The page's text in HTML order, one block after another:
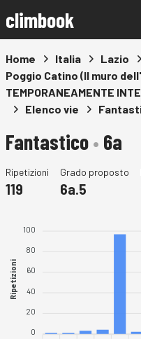
climbook
Home Italia Lazio
Poggio Catino (Il muro
TEMPORANEAMENTE
Elenco vie
Fantastico• 6a
Ripetizioni
119
Grado proposto
6a.5
100
80
60
40
20
0
Ripetizioni